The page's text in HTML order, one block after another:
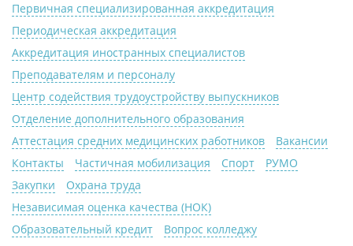
Первичная специализированная аккредитация
Периодическая аккредитация
Аккредитация иностранных специалистов
Преподавателям и персоналу
Центр содействия трудоустройству выпускников
Отделение дополнительного образования
Аттестация средних медицинских работников
Вакансии
Контакты
Частичная мобилизация Спорт
РУМО
Закупки
Охрана труда
Независимая оценка качества (НОК)
Образовательный кредит
Вопрос колледжу